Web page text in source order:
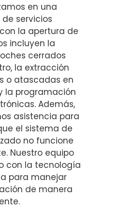
en una
servicios
la apertura de
incluyen la
cerrados
la extracción
o atascadas en
la programación
Además,
asistencia para
el sistema de
no funcione
Nuestro equipo
con la tecnología
para manejar
de manera